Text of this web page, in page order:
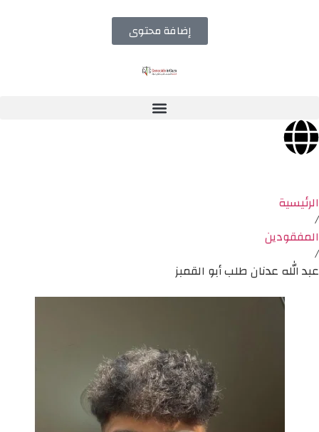
إضافة محتوى
الرئيسية
/
المفقودين
/
عبد الله عدنان طلب أبو القمبز